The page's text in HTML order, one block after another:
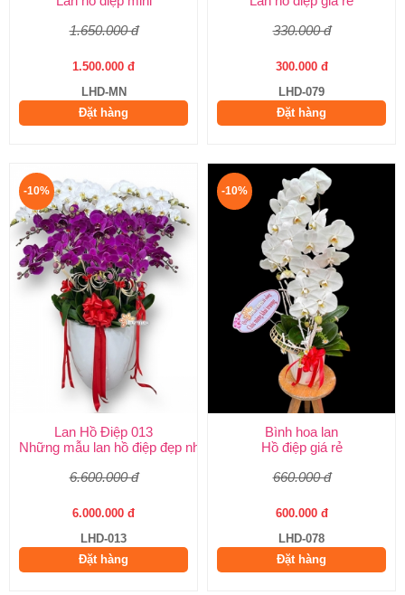
1.650.000 đ
1.500.000 đ
LHD-MN
Đặt hàng
330.000 đ
300.000 đ
LHD-079
Đặt hàng
-10%
Lan Hồ Điệp 013
Những mẫu lan hồ điệp đẹp nhất
6.600.000 đ
6.000.000 đ
LHD-013
Đặt hàng
-10%
Bình hoa lan
Hồ điệp giá rẻ
660.000 đ
600.000 đ
LHD-078
Đặt hàng